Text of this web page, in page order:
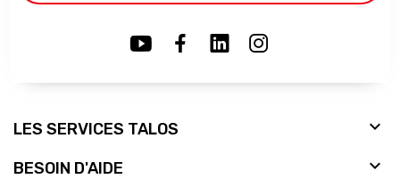
LES SERVICES TALOS 
BESOIN D'AIDE 